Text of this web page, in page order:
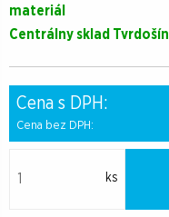
materiál
Centrálny sklad Tvrdošín
Cena s DPH:
Cena bez DPH:
ks